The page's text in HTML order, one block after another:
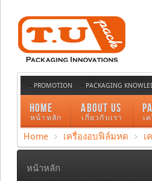
PROMOTION PACKAGING
HOME
หน้าหลัก
ABOUT US
เกี่ยวกับเรา เ
Home เครื่องอบฟิล์มหด เ
หน้าหลัก